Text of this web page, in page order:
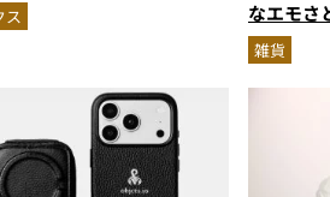
策
ス
なエモさ
受け取り
雑貨